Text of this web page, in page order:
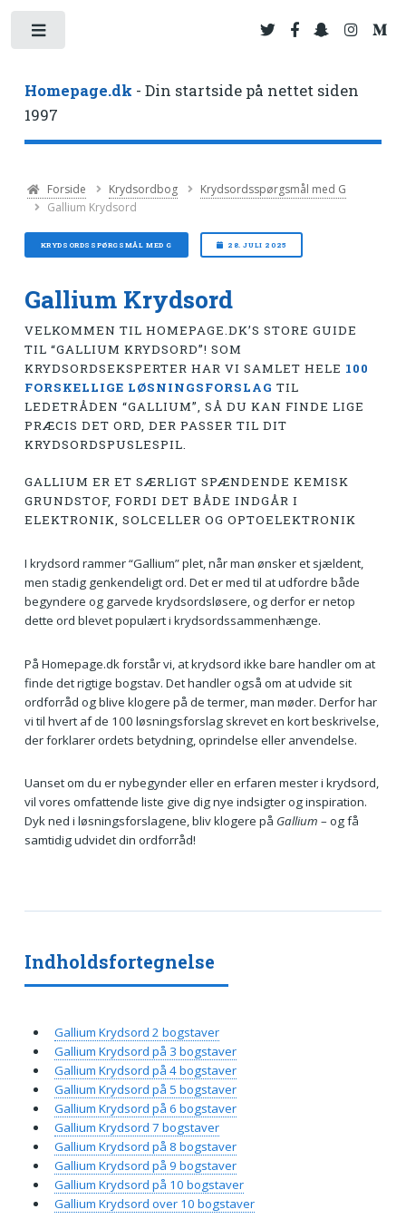
Homepage.dk - Din startside på nettet siden
1997
Forside Krydsordbog
Krydsordsspørgsmål med G
Gallium Krydsord
KRYDSORDSSPØRGSMÅL MED G 28. JULI 2025
Gallium Krydsord
VELKOMMEN TIL HOMEPAGE.DK’S STORE GUIDE
TIL “GALLIUM KRYDSORD”! SOM
KRYDSORDSEKSPERTER HAR VI SAMLET HELE 100
FORSKELLIGE LØSNINGSFORSLAG TIL
LEDETRÅDEN “GALLIUM”, SÅ DU KAN FINDE LIGE
PRÆCIS DET ORD, DER PASSER TIL DIT
KRYDSORDSPUSLESPIL.
GALLIUM ER ET SÆRLIGT SPÆNDENDE KEMISK
GRUNDSTOF, FORDI DET BÅDE INDGÅR I
ELEKTRONIK, SOLCELLER OG OPTOELEKTRONIK
I krydsord rammer “Gallium” plet, når man ønsker et sjældent,
men stadig genkendeligt ord. Det er med til at udfordre både
begyndere og garvede krydsordsløsere, og derfor er netop
dette ord blevet populært i krydsordssammenhænge.
På Homepage.dk forstår vi, at krydsord ikke bare handler om at
finde det rigtige bogstav. Det handler også om at udvide sit
ordforråd og blive klogere på de termer, man møder. Derfor har
vi til hvert af de 100 løsningsforslag skrevet en kort beskrivelse,
der forklarer ordets betydning, oprindelse eller anvendelse.
Uanset om du er nybegynder eller en erfaren mester i krydsord,
vil vores omfattende liste give dig nye indsigter og inspiration.
Dyk ned i løsningsforslagene, bliv klogere på Gallium – og få
samtidig udvidet din ordforråd!
Indholdsfortegnelse
Gallium Krydsord 2 bogstaver
Gallium Krydsord på 3 bogstaver
Gallium Krydsord på 4 bogstaver
Gallium Krydsord på 5 bogstaver
Gallium Krydsord på 6 bogstaver
Gallium Krydsord 7 bogstaver
Gallium Krydsord på 8 bogstaver
Gallium Krydsord på 9 bogstaver
Gallium Krydsord på 10 bogstaver
Gallium Krydsord over 10 bogstaver